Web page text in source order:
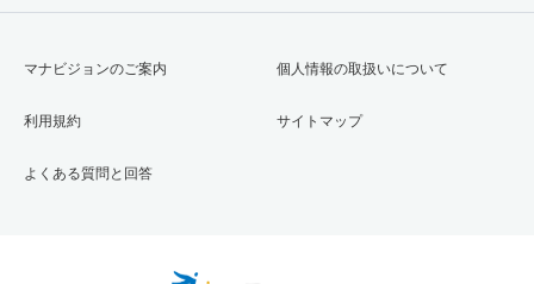
マナビジョンのご案内
利用規約
よくある質問と回答
個人情報の取扱いについて
サイトマップ